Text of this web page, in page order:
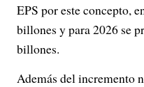
EPS por este concepto,
billones y para 2026 se
billones.
Además del incremento